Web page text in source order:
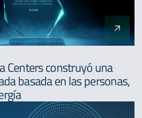
Centers construyó una
basada en las personas,